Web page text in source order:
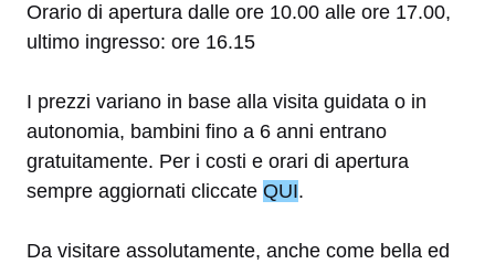
Orario di apertura dalle ore 10.00 alle ore 17.00,
ultimo ingresso: ore 16.15
I prezzi variano in base alla visita guidata o in
autonomia, bambini fino a 6 anni entrano
gratuitamente. Per i costi e orari di apertura
sempre aggiornati cliccate QUI.
Da visitare assolutamente, anche come bella ed